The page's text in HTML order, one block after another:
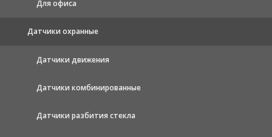
Для офиса
Датчики охранные
Датчики движения
Датчики комбинированные
Датчики разбития стекла